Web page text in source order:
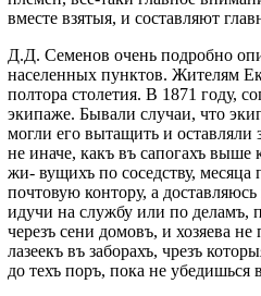
вместе взятыя, и состав­ляют
Д.Д. Семенов очень подробно
населенных пунктов. Жителям
полтора столетия. В 1871 году,
экипаже. Бывали случаи, что
могли его вытащить и
не иначе, какъ въ сапогахъ выше
жи- вущихъ по соседству, месяца
почтовую контору, а
идучи на службу или по деламъ,
черезъ сени домовъ, и хозяева
лазеекъ въ заборахъ, чрезъ
до техъ поръ, пока не